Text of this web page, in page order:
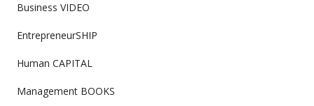
Business VIDEO
EntrepreneurSHIP
Human CAPITAL
Management BOOKS